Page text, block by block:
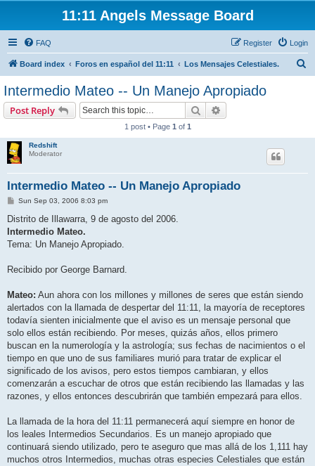
11:11 Angels Message Board
FAQ Login
Register
Board index Foros en español del 11:11 Los Mensajes Celestiales.
Intermedio Mateo -- Un Manejo Apropiado
Post Reply Search
1 post • Page 1 of 1
Redshift
Moderator
Intermedio Mateo -- Un Manejo Apropiado
P
s
Sun Sep 03, 2006 8:03 pm
Distrito de Illawarra, 9 de agosto del 2006.
Intermedio Mateo.
Tema: Un Manejo Apropiado.
Recibido por George Barnard.
Mateo: Aun ahora con los millones y millones de seres que están siendo
alertados con la llamada de despertar del 11:11, la mayoría de receptores
todavía sienten inicialmente que el aviso es un mensaje personal que
solo ellos están recibiendo. Por meses, quizás años, ellos primero
buscan en la numerología y la astrología; sus fechas de nacimientos o el
tiempo en que uno de sus familiares murió para tratar de explicar el
significado de los avisos, pero estos tiempos cambiaran, y ellos
comenzarán a escuchar de otros que están recibiendo las llamadas y las
razones, y ellos entonces descubrirán que también empezará para ellos.
La llamada de la hora del 11:11 permanecerá aquí siempre en honor de
los leales Intermedios Secundarios. Es un manejo apropiado que
continuará siendo utilizado, pero te aseguro que mas allá de los 1,111 hay
muchos otros Intermedios, muchas otras especies Celestiales que están